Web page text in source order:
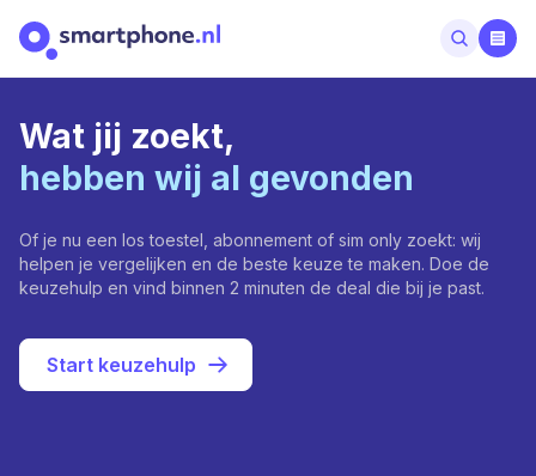
Wat jij zoekt,
hebben wij al gevonden
Of je nu een los toestel, abonnement of sim only zoekt: wij
helpen je vergelijken en de beste keuze te maken. Doe de
keuzehulp en vind binnen 2 minuten de deal die bij je past.
Start keuzehulp